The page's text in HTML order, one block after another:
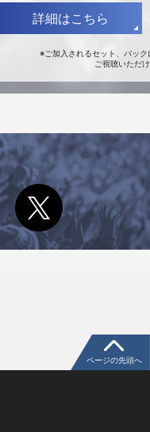
詳細はこちら
※ご加入されるセット、パッ
ご視聴いただ
ページの先頭へ